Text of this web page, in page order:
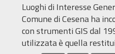
Luoghi di Interesse
Comune di Cesena ha
con strumenti GIS dal
utilizzata è quella